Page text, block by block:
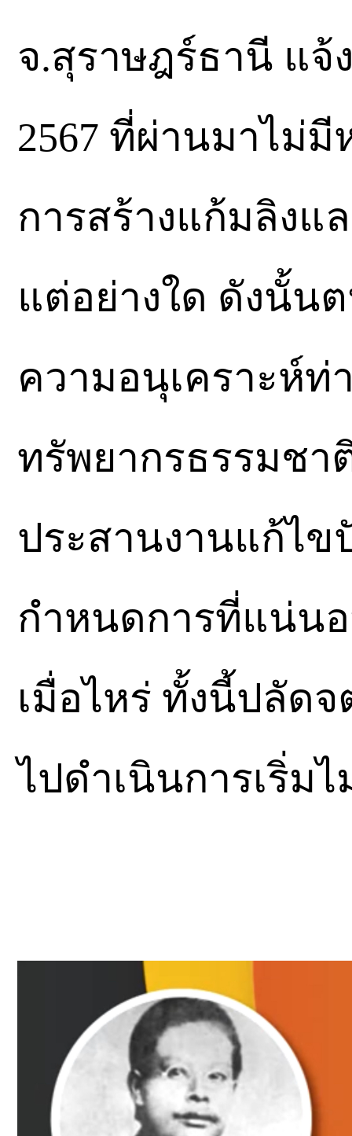
จ.สุราษฎร์ธานี แจ้
2567 ที่ผ่านมาไม่
การสร้างแก้มลิงแ
แต่อย่างใด ดังนั้น
ความอนุเคราะห์ท่
ทรัพยากรธรรมชา
ประสานงานแก้ไ
กำหนดการที่แน่น
เมื่อไหร่ ทั้งนี้ปลัด
ไปดำเนินการเริ่มไ